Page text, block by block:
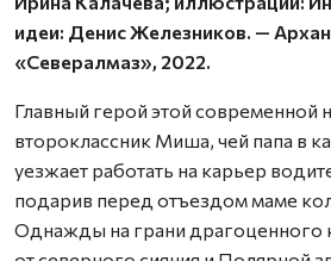
идеи: Денис Железников. —
«Севералмаз», 2022.
Главный герой этой современной
второклассник Миша, чей папа в
уезжает работать на карьер
подарив перед отъездом маме
Однажды на грани драгоценного